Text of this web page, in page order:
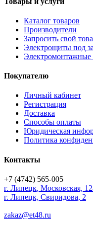
Каталог товаров
Производители
Запросить свой
Электрощиты под
Электромонтажные
Покупателю
Личный кабинет
Регистрация
Доставка
Способы оплаты
Юридическая
Политика
Контакты
+7 (4742) 565-005
г. Липецк, Московская,
г. Липецк, Свиридова, 2
zakaz@et48.ru